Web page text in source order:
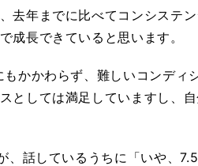
去年までに比べてコンシステン
成長できていると思います。
かかわらず、難しいコンディ
としては満足していますし、自
話しているうちに「いや、7.5